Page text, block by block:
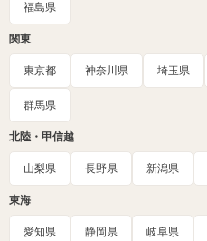
福島県
関東
東京都 神奈川県 埼玉県
群馬県
北陸・甲信越
山梨県 長野県 新潟県
東海
愛知県 静岡県 岐阜県